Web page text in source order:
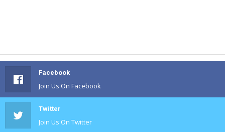
Facebook
Join Us On Facebook
Twitter
Join Us On Twitter